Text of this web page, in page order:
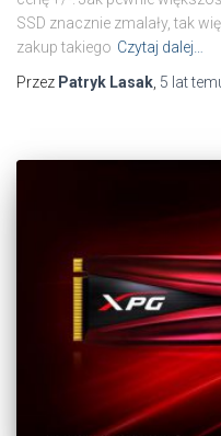
SSD znacznie zmalały, tak
zakup takiego Czytaj dalej…
Przez Patryk Lasak, 5 lat